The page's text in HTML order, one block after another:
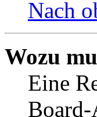
Nach
Wozu
Eine
Board-